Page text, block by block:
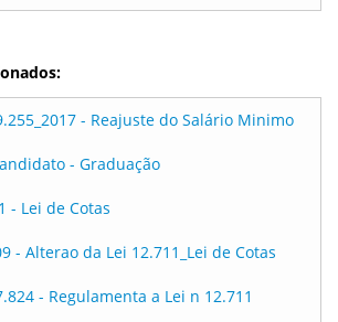
- Reajuste do Salário Minimo
- Graduação
- Lei de Cotas
- Alterao da Lei 12.711_Lei de Cotas
- Regulamenta a Lei n 12.711